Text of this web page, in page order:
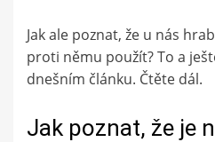
Jak ale poznat, že u nás
proti němu použít? To a
dnešním článku. Čtěte dál.
Jak poznat, že je